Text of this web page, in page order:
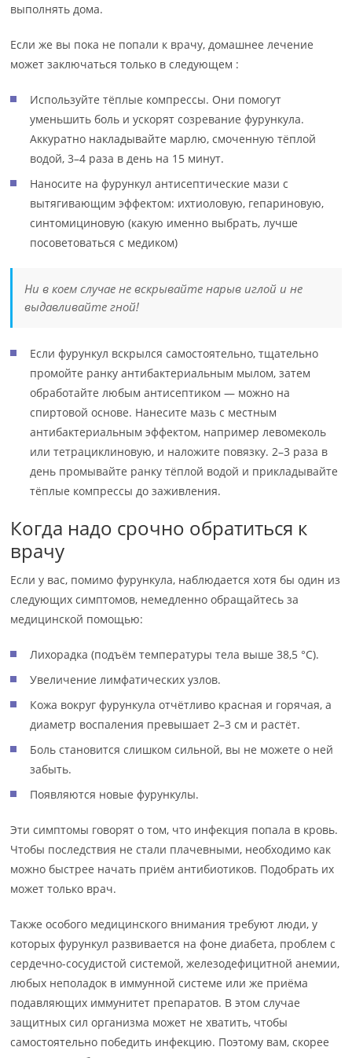
выполнять дома.
Если же вы пока не попали к врачу, домашнее лечение
может заключаться только в следующем :
Используйте тёплые компрессы. Они помогут
уменьшить боль и ускорят созревание фурункула.
Аккуратно накладывайте марлю, смоченную тёплой
водой, 3–4 раза в день на 15 минут.
Наносите на фурункул антисептические мази с
вытягивающим эффектом: ихтиоловую, гепариновую,
синтомициновую (какую именно выбрать, лучше
посоветоваться с медиком)
Ни в коем случае не вскрывайте нарыв иглой и не
выдавливайте гной!
Если фурункул вскрылся самостоятельно, тщательно
промойте ранку антибактериальным мылом, затем
обработайте любым антисептиком — можно на
спиртовой основе. Нанесите мазь с местным
антибактериальным эффектом, например левомеколь
или тетрациклиновую, и наложите повязку. 2–3 раза в
день промывайте ранку тёплой водой и прикладывайте
тёплые компрессы до заживления.
Когда надо срочно обратиться к
врачу
Если у вас, помимо фурункула, наблюдается хотя бы один из
следующих симптомов, немедленно обращайтесь за
медицинской помощью:
Лихорадка (подъём температуры тела выше 38,5 °С).
Увеличение лимфатических узлов.
Кожа вокруг фурункула отчётливо красная и горячая, а
диаметр воспаления превышает 2–3 см и растёт.
Боль становится слишком сильной, вы не можете о ней
забыть.
Появляются новые фурункулы.
Эти симптомы говорят о том, что инфекция попала в кровь.
Чтобы последствия не стали плачевными, необходимо как
можно быстрее начать приём антибиотиков. Подобрать их
может только врач.
Также особого медицинского внимания требуют люди, у
которых фурункул развивается на фоне диабета, проблем с
сердечно-сосудистой системой, железодефицитной анемии,
любых неполадок в иммунной системе или же приёма
подавляющих иммунитет препаратов. В этом случае
защитных сил организма может не хватить, чтобы
самостоятельно победить инфекцию. Поэтому вам, скорее